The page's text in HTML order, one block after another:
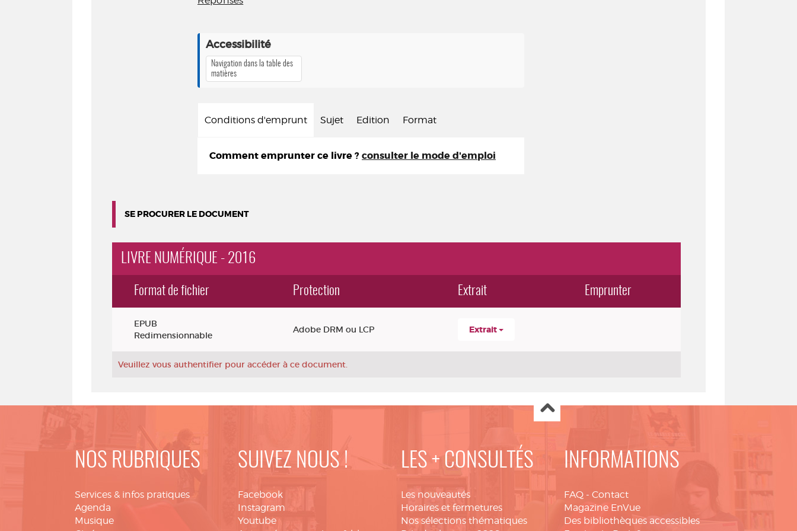
Accessibilité
Navigation dans la table des
matières
Conditions d'emprunt Sujet Edition Format
Comment emprunter ce livre ? consulter le mode d'emploi
SE PROCURER LE DOCUMENT
LIVRE NUMÉRIQUE - 2016
Format de fichier Protection Extrait Emprunter
EPUB
Redimensionnable
Adobe DRM ou LCP Extrait
Veuillez vous authentifier pour accéder à ce document.
NOS RUBRIQUES
Services & infos pratiques
Agenda
Musique
SUIVEZ NOUS !
Facebook
Instagram
Youtube
LES + CONSULTÉS
Les nouveautés
Horaires et fermetures
Nos sélections thématiques
INFORMATIONS
FAQ - Contact
Magazine EnVue
Des bibliothèques accessibles